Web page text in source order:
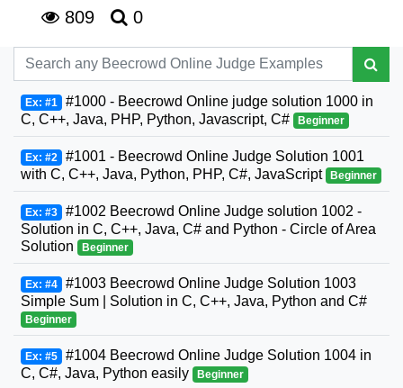
809
0
Ex: #1 #1000 - Beecrowd Online judge solution 1000 in
C, C++, Java, PHP, Python, Javascript, C#
Beginner
Ex: #2 #1001 - Beecrowd Online Judge Solution 1001
with C, C++, Java, Python, PHP, C#, JavaScript
Beginner
Ex: #3 #1002 Beecrowd Online Judge solution 1002 -
Solution in C, C++, Java, C# and Python - Circle of Area
Solution
Beginner
Ex: #4 #1003 Beecrowd Online Judge Solution 1003
Simple Sum | Solution in C, C++, Java, Python and C#
Beginner
Ex: #5 #1004 Beecrowd Online Judge Solution 1004 in
C, C#, Java, Python easily
Beginner